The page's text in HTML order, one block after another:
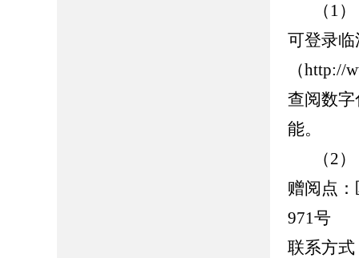
（1
可登录
（http://
查阅数
能。
（2
赠阅点
971号
联系方式